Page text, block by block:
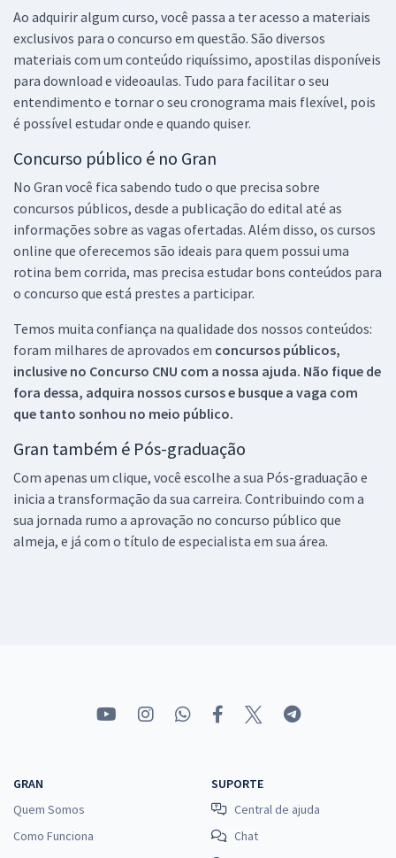
Ao adquirir algum curso, você passa a ter acesso a materiais
exclusivos para o concurso em questão. São diversos
materiais com um conteúdo riquíssimo, apostilas disponíveis
para download e videoaulas. Tudo para facilitar o seu
entendimento e tornar o seu cronograma mais flexível, pois
é possível estudar onde e quando quiser.
Concurso público é no Gran
No Gran você fica sabendo tudo o que precisa sobre
concursos públicos, desde a publicação do edital até as
informações sobre as vagas ofertadas. Além disso, os cursos
online que oferecemos são ideais para quem possui uma
rotina bem corrida, mas precisa estudar bons conteúdos para
o concurso que está prestes a participar.
Temos muita confiança na qualidade dos nossos conteúdos:
foram milhares de aprovados em concursos públicos,
inclusive no Concurso CNU com a nossa ajuda. Não fique de
fora dessa, adquira nossos cursos e busque a vaga com
que tanto sonhou no meio público.
Gran também é Pós-graduação
Com apenas um clique, você escolhe a sua Pós-graduação e
inicia a transformação da sua carreira. Contribuindo com a
sua jornada rumo a aprovação no concurso público que
almeja, e já com o título de especialista em sua área.
GRAN
Quem Somos
Como Funciona
SUPORTE
Central de ajuda
Chat